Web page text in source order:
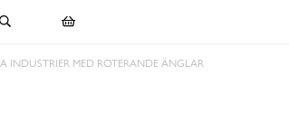
INDUSTRIER MED ROTERANDE ÄNGLAR